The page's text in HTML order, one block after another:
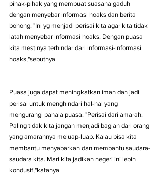
pihak-pihak yang membuat suasana gaduh
dengan menyebar informasi hoaks dan berita
bohong. "Ini yg menjadi perisai kita agar kita tidak
latah menyebar informasi hoaks. Dengan puasa
kita mestinya terhindar dari informasi-informasi
hoaks,"sebutnya.
Puasa juga dapat meningkatkan iman dan jadi
perisai untuk menghindari hal-hal yang
mengurangi pahala puasa. "Perisai dari amarah.
Paling tidak kita jangan menjadi bagian dari orang
yang amarahnya meluap-luap. Kalau bisa kita
membantu menyabarkan dan membantu saudara-
saudara kita. Mari kita jadikan negeri ini lebih
kondusif,"katanya.